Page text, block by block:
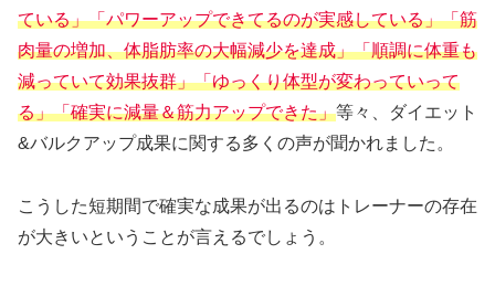
ている」「パワーアップできてるのが実感している」「筋
肉量の増加、体脂肪率の大幅減少を達成」「順調に体重も
減っていて効果抜群」「ゆっくり体型が変わっていって
る」「確実に減量＆筋力アップできた」等々、ダイエット
&バルクアップ成果に関する多くの声が聞かれました。
こうした短期間で確実な成果が出るのはトレーナーの存在
が大きいということが言えるでしょう。